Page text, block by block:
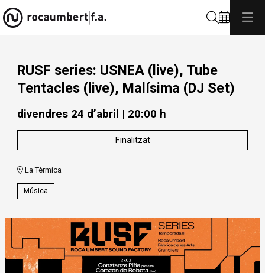
RUSF series: USNEA (live), Tube
Tentacles (live), Malísima (DJ Set)
divendres 24 d’abril | 20:00 h
Finalitzat
La Tèrmica
Música